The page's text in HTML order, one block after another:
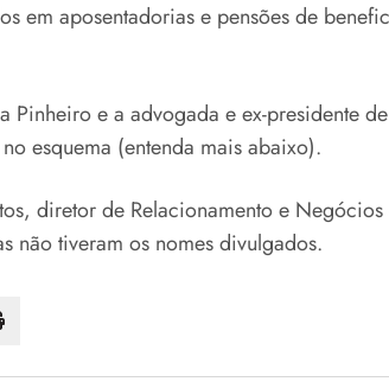
em aposentadorias e pensões de
e a advogada e ex-presidente
esquema (entenda mais abaixo).
diretor de Relacionamento e
não tiveram os nomes divulgados.